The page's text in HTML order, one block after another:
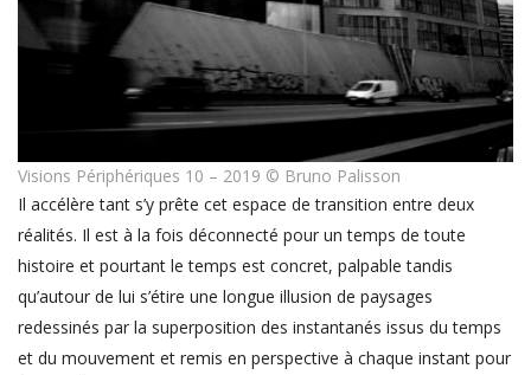
Visions Périphériques 10 – 2019 © Bruno Palisson
Il accélère tant s’y prête cet espace de transition entre deux
réalités. Il est à la fois déconnecté pour un temps de toute
histoire et pourtant le temps est concret, palpable tandis
qu’autour de lui s’étire une longue illusion de paysages
redessinés par la superposition des instantanés issus du temps
et du mouvement et remis en perspective à chaque instant pour